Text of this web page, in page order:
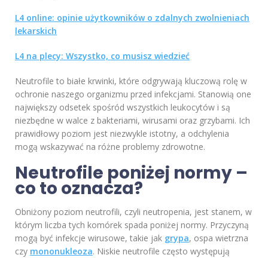
L4 online: opinie użytkowników o zdalnych zwolnieniach
lekarskich
L4 na plecy: Wszystko, co musisz wiedzieć
Neutrofile to białe krwinki, które odgrywają kluczową rolę w
ochronie naszego organizmu przed infekcjami. Stanowią one
największy odsetek spośród wszystkich leukocytów i są
niezbędne w walce z bakteriami, wirusami oraz grzybami. Ich
prawidłowy poziom jest niezwykle istotny, a odchylenia
mogą wskazywać na różne problemy zdrowotne.
Neutrofile poniżej normy –
co to oznacza?
Obniżony poziom neutrofili, czyli neutropenia, jest stanem, w
którym liczba tych komórek spada poniżej normy. Przyczyną
mogą być infekcje wirusowe, takie jak grypa, ospa wietrzna
czy mononukleoza. Niskie neutrofile często występują